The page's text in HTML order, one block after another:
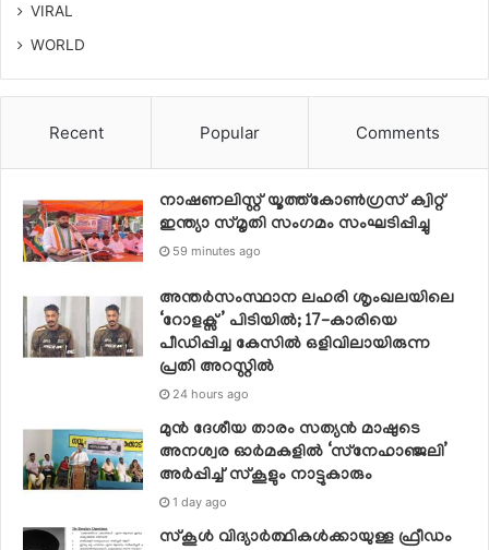
VIRAL
WORLD
Recent Popular Comments
നാഷണലിസ്റ്റ് യൂത്ത്കോൺഗ്രസ് ക്വിറ്റ്
ഇന്ത്യാ സ്‌മൃതി സംഗമം സംഘടിപ്പിച്ചു
59 minutes ago
അന്തർസംസ്ഥാന ലഹരി ശൃംഖലയിലെ
‘റോളക്സ്’ പിടിയിൽ; 17-കാരിയെ
പീഡിപ്പിച്ച കേസിൽ ഒളിവിലായിരുന്ന
പ്രതി അറസ്റ്റിൽ
24 hours ago
മുൻ ദേശീയ താരം സത്യൻ മാഷുടെ
അനശ്വര ഓർമകളിൽ ‘സ്‌നേഹാഞ്ജലി’
അർപ്പിച്ച് സ്കൂളും നാട്ടുകാരും
1 day ago
സ്‌കൂള്‍ വിദ്യാര്‍ത്ഥികള്‍ക്കായുള്ള ഫ്രീഡം